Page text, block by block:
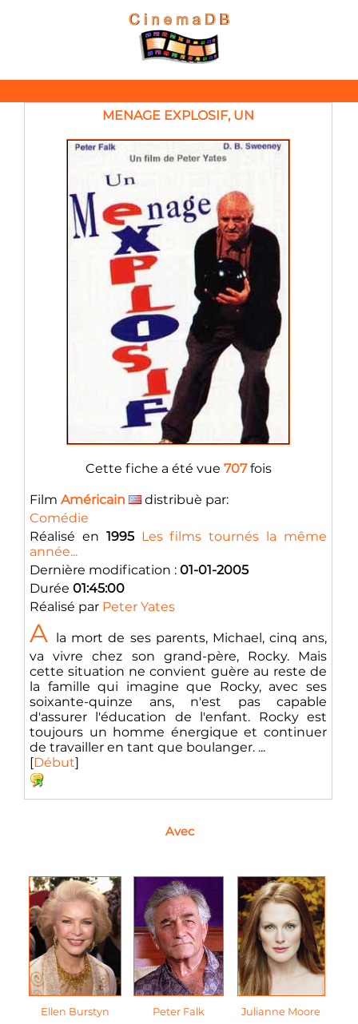
MENAGE EXPLOSIF, UN
Cette fiche a été vue 707fois
Film Américain
distribuè par:
Comédie
Réalisé en 1995 Les films tournés la même
année...
Dernière modification : 01-01-2005
Durée 01:45:00
Réalisé par Peter Yates
A la mort de ses parents, Michael, cinq ans,
va vivre chez son grand-père, Rocky. Mais
cette situation ne convient guère au reste de
la famille qui imagine que Rocky, avec ses
soixante-quinze ans, n'est pas capable
d'assurer l'éducation de l'enfant. Rocky est
toujours un homme énergique et continuer
de travailler en tant que boulanger. ...
[Début]
Avec
Ellen Burstyn Peter Falk Julianne Moore